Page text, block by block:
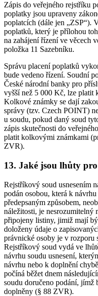
Zápis do veřejného rejstříku
poplatky jsou upraveny
poplatcích (dále jen „ZSP“).
poplatků, který je přílohou
na zahájení řízení ve věcech
položka 11 Sazebníku.
Správu placení poplatků
bude vedeno řízení. Soudní
České národní banky pro
vyšší než 5 000 Kč, lze platit
Kolkové známky se dají
správy (tzv. Czech POINT)
u soudu, pokud daný soud
zápis skutečnosti do
platit kolkovými známkami
ZVR).
13. Jaké jsou lhůty
Rejstříkový soud usnesením
podán osobou, která k
předepsaným způsobem,
náležitosti, je nesrozumitelný
připojeny listiny, jimiž mají
doloženy údaje o
právnické osoby je v
Rejstříkový soud vydá ve
návrhu soudu usnesení,
návrhu nebo k doplnění
počíná běžet dnem
soudu doručeno podání,
doplněny (§ 88 ZVR).